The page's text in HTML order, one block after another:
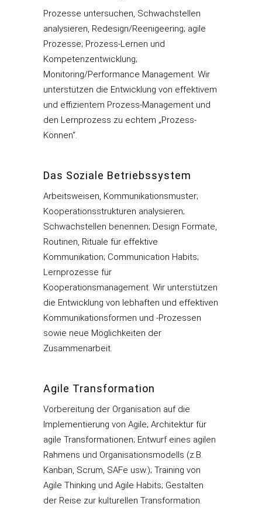
Prozesse untersuchen, Schwachstellen
analysieren, Redesign/Reenigeering; agile
Prozesse; Prozess-Lernen und
Kompetenzentwicklung;
Monitoring/Performance Management. Wir
unterstützen die Entwicklung von effektivem
und effizientem Prozess-Management und
den Lernprozess zu echtem „Prozess-
Können“.
Das Soziale Betriebssystem
Arbeitsweisen, Kommunikationsmuster;
Kooperationsstrukturen analysieren;
Schwachstellen benennen; Design Formate,
Routinen, Rituale für effektive
Kommunikation; Communication Habits;
Lernprozesse für
Kooperationsmanagement. Wir unterstützen
die Entwicklung von lebhaften und effektiven
Kommunikationsformen und -Prozessen
sowie neue Möglichkeiten der
Zusammenarbeit.
Agile Transformation
Vorbereitung der Organisation auf die
Implementierung von Agile; Architektur für
agile Transformationen; Entwurf eines agilen
Rahmens und Organisationsmodells (z.B.
Kanban, Scrum, SAFe usw.); Training von
Agile Thinking und Agile Habits; Gestalten
der Reise zur kulturellen Transformation.